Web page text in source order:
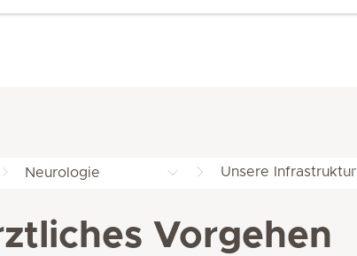
Neurologie Unsere Infrastruktur
Vorgehen